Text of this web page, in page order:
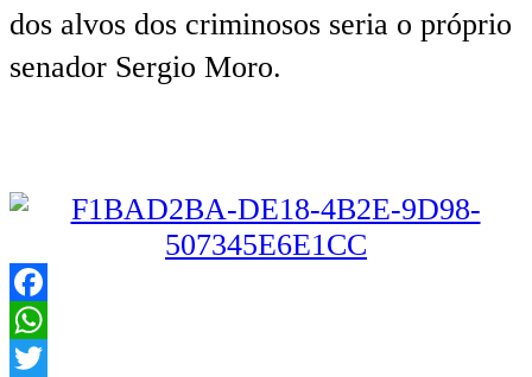
dos alvos dos criminosos seria o próprio
senador Sergio Moro.
Facebook
WhatsApp